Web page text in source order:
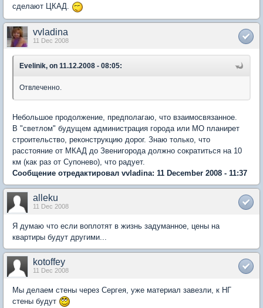
сделают ЦКАД.
vvladina
11 Dec 2008
Evelinik, on 11.12.2008 - 08:05:
Отвлеченно.
Небольшое продолжение, предполагаю, что взаимосвязанное.
В "светлом" будущем администрация города или МО планирет
строительство, реконструкцию дорог. Знаю только, что
расстояние от МКАД до Звенигорода должно сократиться на 10
км (как раз от Супонево), что радует.
Сообщение отредактировал vvladina: 11 December 2008 - 11:37
alleku
11 Dec 2008
Я думаю что если воплотят в жизнь задуманное, цены на
квартиры будут другими...
kotoffey
11 Dec 2008
Мы делаем стены через Сергея, уже материал завезли, к НГ
стены будут